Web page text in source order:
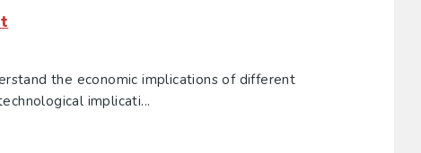
the economic implications of different
implicati...